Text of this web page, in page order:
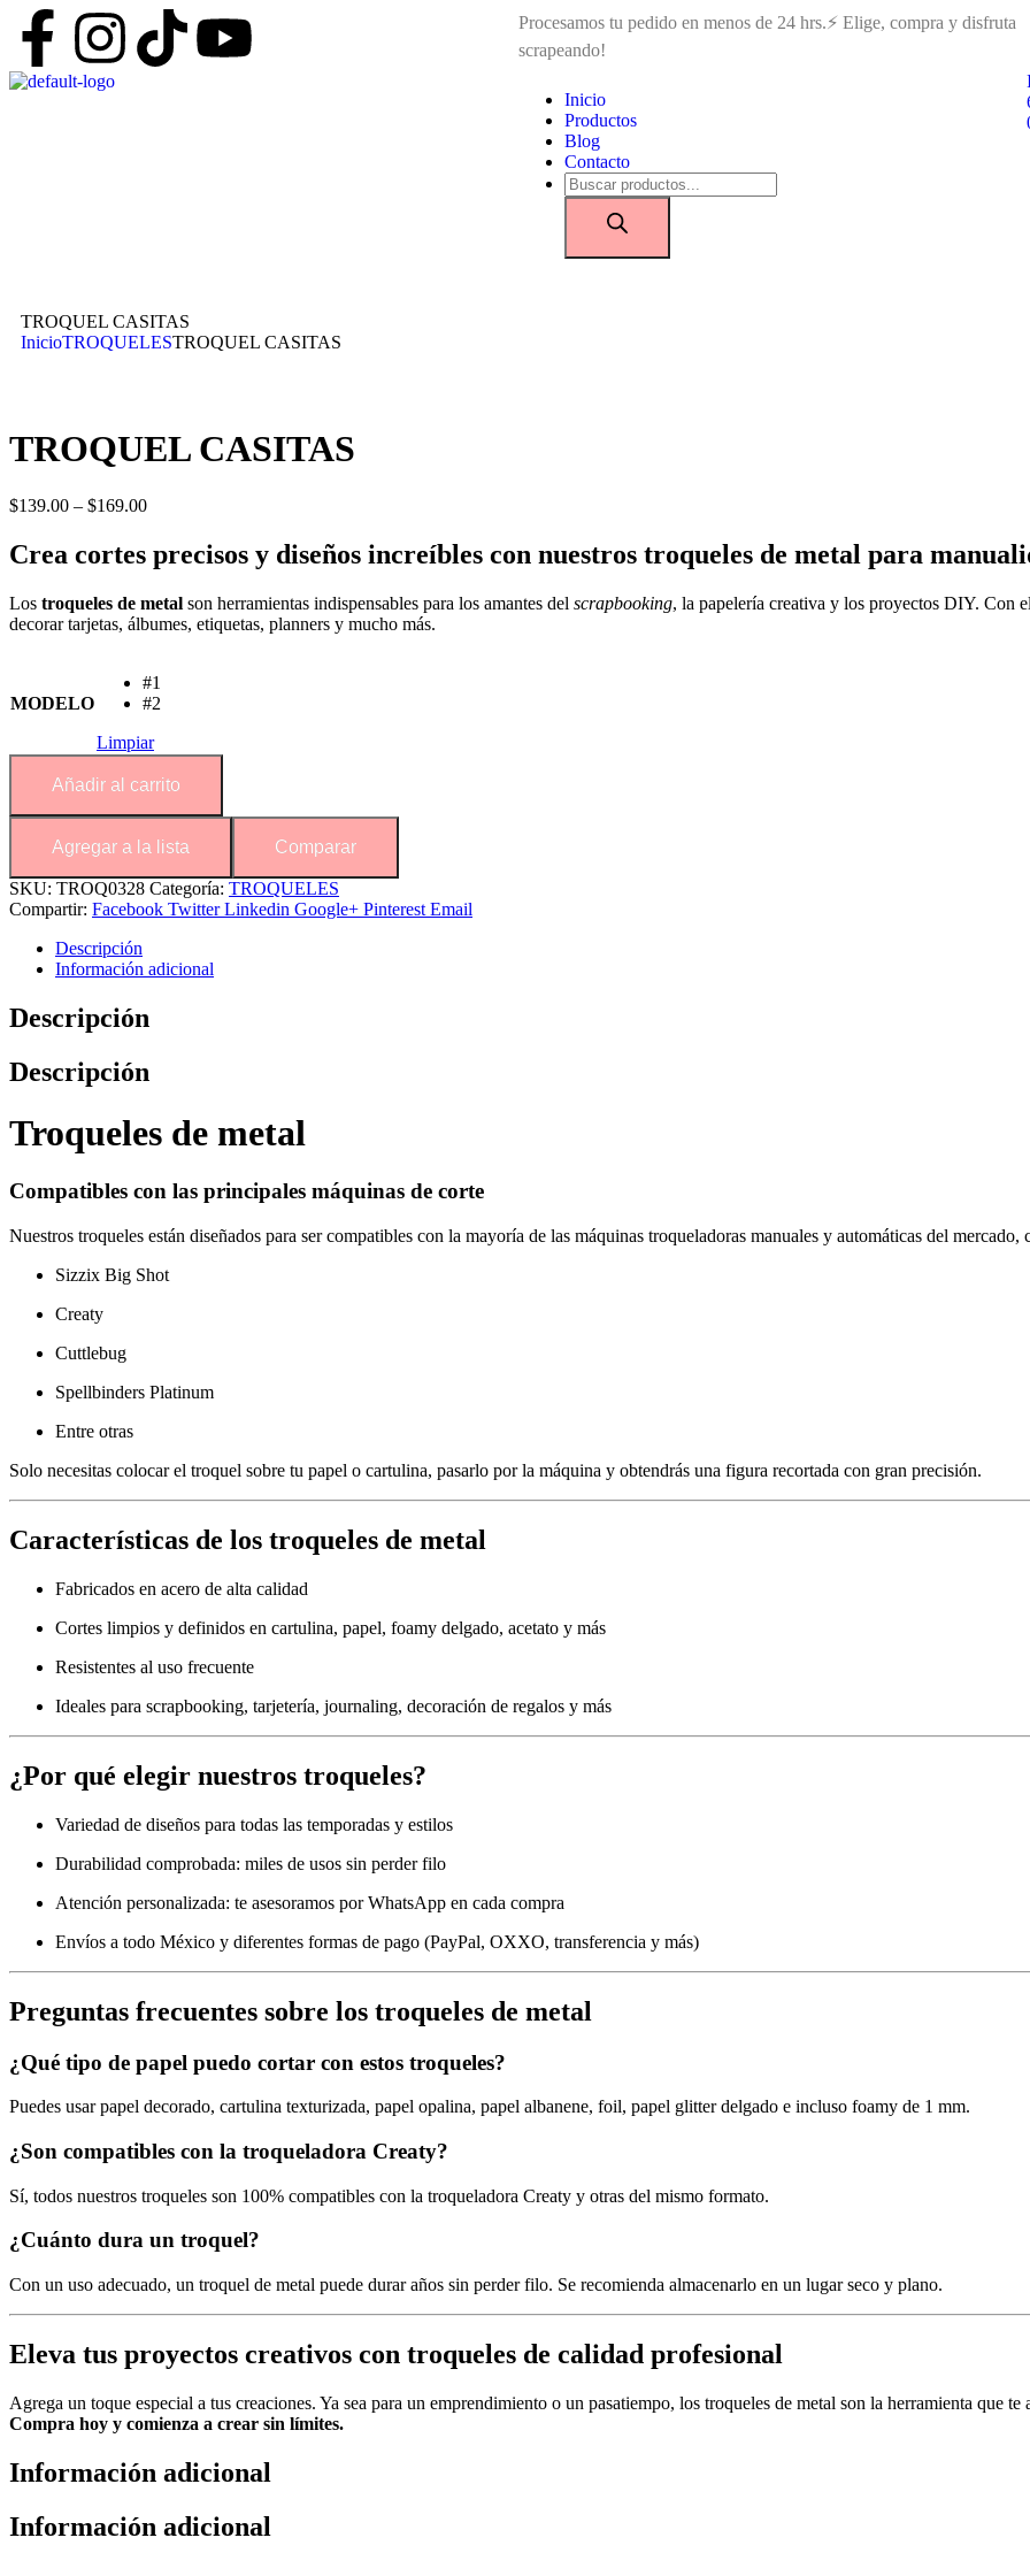
Procesamos tu pedido en menos de 24 hrs.⚡ Elige, compra y disfruta
scrapeando!
Inicio
Productos
Blog
Contacto
TROQUEL CASITAS
InicioTROQUELESTROQUEL CASITAS
TROQUEL CASITAS
$139.00 – $169.00
Crea cortes precisos y diseños increíbles con nuestros troqueles de metal para
Los troqueles de metal son herramientas indispensables para los amantes del scrapbooking, la papelería creativa y los proyectos DIY. Con
decorar tarjetas, álbumes, etiquetas, planners y mucho más.
MODELO
#1
#2
Limpiar
Añadir al carrito
Agregar a la lista Comparar
SKU: TROQ0328 Categoría: TROQUELES
Compartir: Facebook Twitter Linkedin Google+ Pinterest Email
Descripción
Información adicional
Descripción
Descripción
Troqueles de metal
Compatibles con las principales máquinas de corte
Nuestros troqueles están diseñados para ser compatibles con la mayoría de las máquinas troqueladoras manuales y automáticas del mercado,
Sizzix Big Shot
Creaty
Cuttlebug
Spellbinders Platinum
Entre otras
Solo necesitas colocar el troquel sobre tu papel o cartulina, pasarlo por la máquina y obtendrás una figura recortada con gran precisión.
Características de los troqueles de metal
Fabricados en acero de alta calidad
Cortes limpios y definidos en cartulina, papel, foamy delgado, acetato y más
Resistentes al uso frecuente
Ideales para scrapbooking, tarjetería, journaling, decoración de regalos y más
¿Por qué elegir nuestros troqueles?
Variedad de diseños para todas las temporadas y estilos
Durabilidad comprobada: miles de usos sin perder filo
Atención personalizada: te asesoramos por WhatsApp en cada compra
Envíos a todo México y diferentes formas de pago (PayPal, OXXO, transferencia y más)
Preguntas frecuentes sobre los troqueles de metal
¿Qué tipo de papel puedo cortar con estos troqueles?
Puedes usar papel decorado, cartulina texturizada, papel opalina, papel albanene, foil, papel glitter delgado e incluso foamy de 1 mm.
¿Son compatibles con la troqueladora Creaty?
Sí, todos nuestros troqueles son 100% compatibles con la troqueladora Creaty y otras del mismo formato.
¿Cuánto dura un troquel?
Con un uso adecuado, un troquel de metal puede durar años sin perder filo. Se recomienda almacenarlo en un lugar seco y plano.
Eleva tus proyectos creativos con troqueles de calidad profesional
Agrega un toque especial a tus creaciones. Ya sea para un emprendimiento o un pasatiempo, los troqueles de metal son la herramienta que
Compra hoy y comienza a crear sin límites.
Información adicional
Información adicional